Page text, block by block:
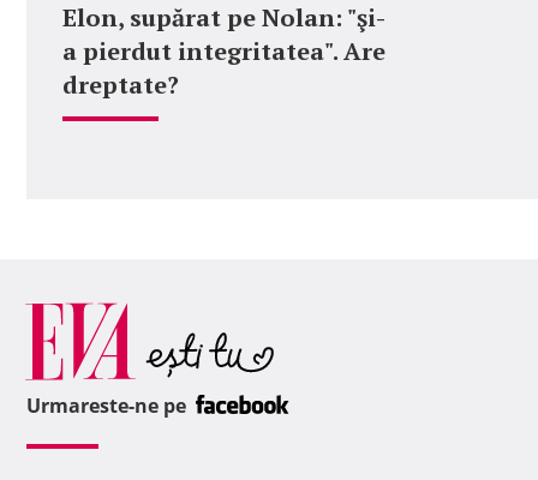
Elon, supărat pe Nolan: "şi-
a pierdut integritatea". Are
dreptate?
Urmareste-ne pe